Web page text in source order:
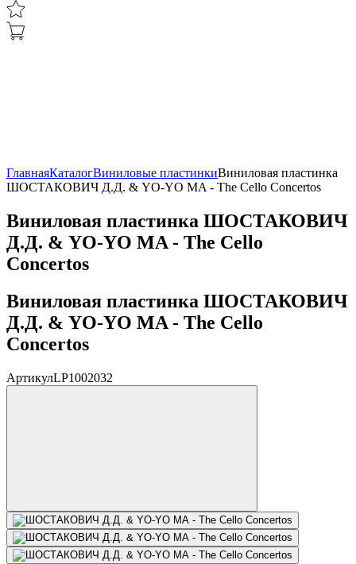
ГлавнаяКаталогВиниловые пластинкиВиниловая пластинка
ШОСТАКОВИЧ Д.Д. & YO-YO MA - The Cello Concertos
Виниловая пластинка ШОСТАКОВИЧ
Д.Д. & YO-YO MA - The Cello
Concertos
Виниловая пластинка ШОСТАКОВИЧ
Д.Д. & YO-YO MA - The Cello
Concertos
АртикулLP1002032